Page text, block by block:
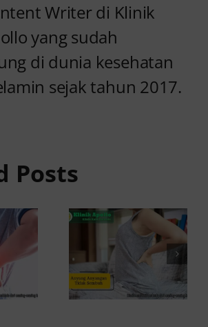
Writer di Klinik
yang sudah
di dunia kesehatan
sejak tahun 2017.
Posts
Anyang
Penyebab
dan
Solusinya